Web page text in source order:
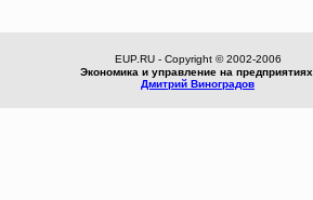
EUP.RU - Copyright © 2002-2006
Экономика и управление на предприятиях,
Дмитрий Виноградов